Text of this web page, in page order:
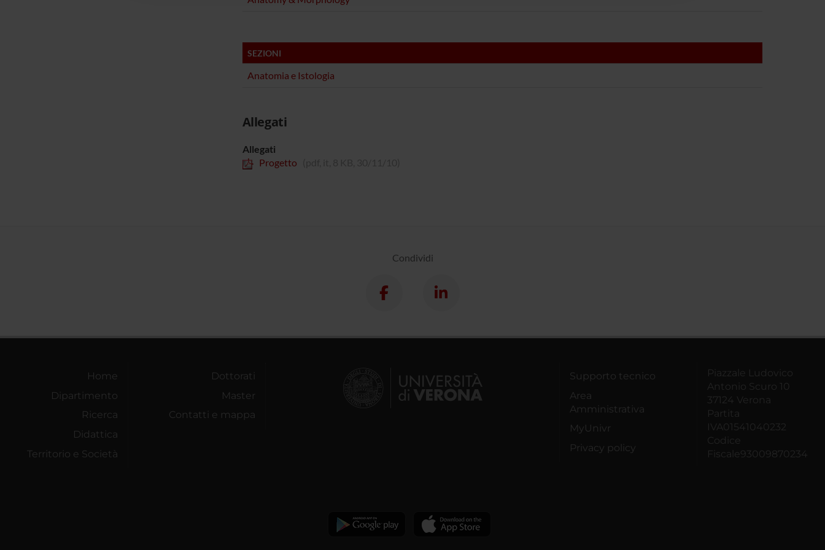
SEZIONI
Anatomia e Istologia
Allegati
Allegati
Progetto
Condividi
Home
Dipartimento
Ricerca
Didattica
Territorio e Società
Dottorati
Master
Contatti e mappa
Supporto tecnico
Area
Amministrativa
MyUnivr
Privacy policy
Piazzale Ludovico
Antonio Scuro 10
37124 Verona
Partita
IVA01541040232
Codice
Fiscale93009870234